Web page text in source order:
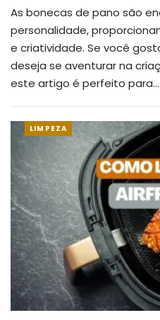
As bonecas de pano são
personalidade,
e criatividade. Se você
deseja se aventurar na
este artigo é perfeito para…
LIMPEZA